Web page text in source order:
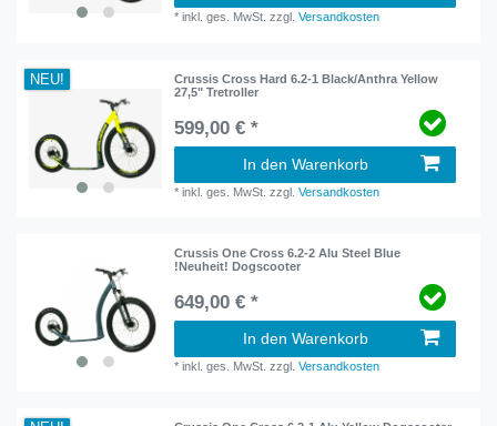
*inkl. ges. MwSt. zzgl.Versandkosten
NEU!
Crussis Cross Hard 6.2-1 Black/Anthra Yellow
27,5" Tretroller
599,00 € *
In den Warenkorb
*inkl. ges. MwSt. zzgl.Versandkosten
Crussis One Cross 6.2-2 Alu Steel Blue
!Neuheit! Dogscooter
649,00 € *
In den Warenkorb
*inkl. ges. MwSt. zzgl.Versandkosten